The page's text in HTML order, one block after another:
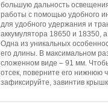
большую дальность
работы с помощью удобного
для удобного удержания и
аккумулятора 18650 и 18350,
Одна из уникальных
его длины. В максимальном
сложенном виде – 91 мм.
отсек, поверните его нижнюю
зафиксируйте, завинтив